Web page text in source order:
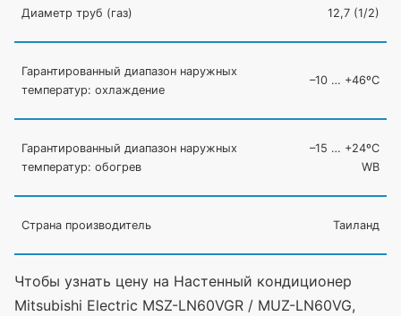
Диаметр труб (газ) 12,7 (1/2)
Гарантированный диапазон наружных
температур: охлаждение
–10 … +46ºC
Гарантированный диапазон наружных
температур: обогрев
–15 … +24ºC
WB
Страна производитель Таиланд
Чтобы узнать цену на Настенный кондиционер
Mitsubishi Electric MSZ-LN60VGR / MUZ-LN60VG,